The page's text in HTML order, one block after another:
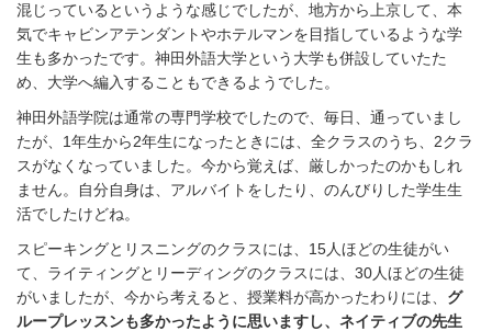
混じっているというような感じでしたが、地方から上京して、本
気でキャビンアテンダントやホテルマンを目指しているような学
生も多かったです。神田外語大学という大学も併設していたた
め、大学へ編入することもできるようでした。
神田外語学院は通常の専門学校でしたので、毎日、通っていまし
たが、1年生から2年生になったときには、全クラスのうち、2クラ
スがなくなっていました。今から覚えば、厳しかったのかもしれ
ません。自分自身は、アルバイトをしたり、のんびりした学生生
活でしたけどね。
スピーキングとリスニングのクラスには、15人ほどの生徒がい
て、ライティングとリーディングのクラスには、30人ほどの生徒
がいましたが、今から考えると、授業料が高かったわりには、 グ
ループレッスンも多かったように思いますし、ネイティブの先生